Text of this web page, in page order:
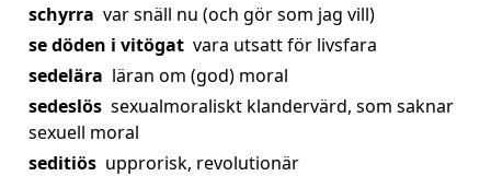
schyrra var snäll nu (och gör som jag vill)
se döden i vitögat vara utsatt för livsfara
sedelära läran om (god) moral
sedeslös sexualmoraliskt klandervärd, som saknar
sexuell moral
seditiös upprorisk, revolutionär